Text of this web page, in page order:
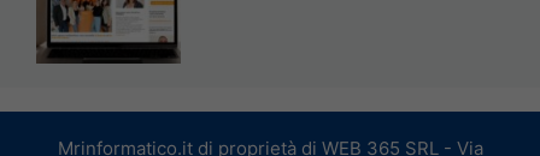
Mrinformatico.it di proprietà di WEB 365 SRL - Via